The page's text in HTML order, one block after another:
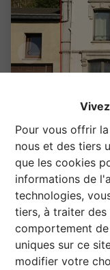
Pour vous offrir
nous et des tiers
que les cookies
informations de
technologies,
tiers, à traiter des
comportement
uniques sur ce
modifier votre
Maison
Route de
Ref: 1437997
€ 145.000